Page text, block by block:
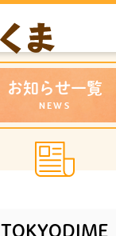
お知らせ一覧
NEWS
TOKYODIME